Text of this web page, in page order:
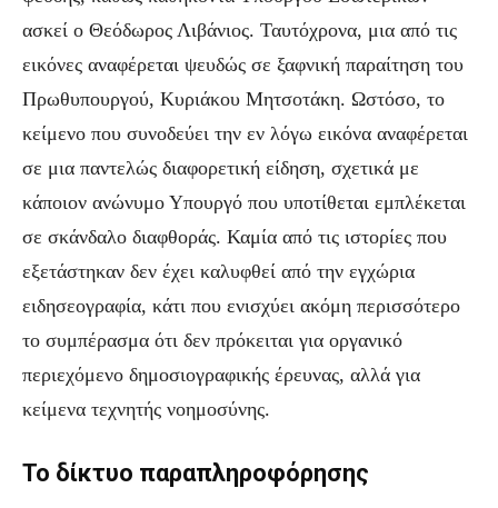
ασκεί ο Θεόδωρος Λιβάνιος. Ταυτόχρονα, μια από τις
εικόνες αναφέρεται ψευδώς σε ξαφνική παραίτηση του
Πρωθυπουργού, Κυριάκου Μητσοτάκη. Ωστόσο, το
κείμενο που συνοδεύει την εν λόγω εικόνα αναφέρεται
σε μια παντελώς διαφορετική είδηση, σχετικά με
κάποιον ανώνυμο Υπουργό που υποτίθεται εμπλέκεται
σε σκάνδαλο διαφθοράς. Καμία από τις ιστορίες που
εξετάστηκαν δεν έχει καλυφθεί από την εγχώρια
ειδησεογραφία, κάτι που ενισχύει ακόμη περισσότερο
το συμπέρασμα ότι δεν πρόκειται για οργανικό
περιεχόμενο δημοσιογραφικής έρευνας, αλλά για
κείμενα τεχνητής νοημοσύνης.
Το δίκτυο παραπληροφόρησης